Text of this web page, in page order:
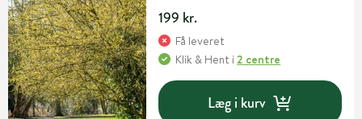
199 kr.
Få leveret
Klik & Hent i2 centre
Læg i kurv